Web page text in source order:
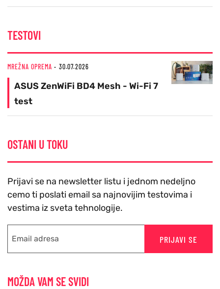
TESTOVI
MREŽNA OPREMA 30.07.2026
ASUS ZenWiFi BD4 Mesh - Wi-Fi 7
test
OSTANI U TOKU
Prijavi se na newsletter listu i jednom nedeljno
cemo ti poslati email sa najnovijim testovima i
vestima iz sveta tehnologije.
PRIJAVI SE
MOŽDA VAM SE SVIDI